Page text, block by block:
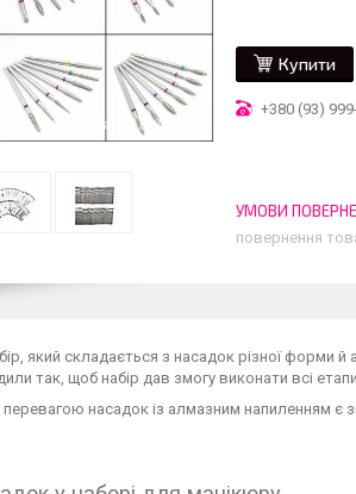
Купити
+380 (93)
повернення
який складається з насадок різної форми
так, щоб набір дав змогу виконати всі
насадок із алмазним напиленням є